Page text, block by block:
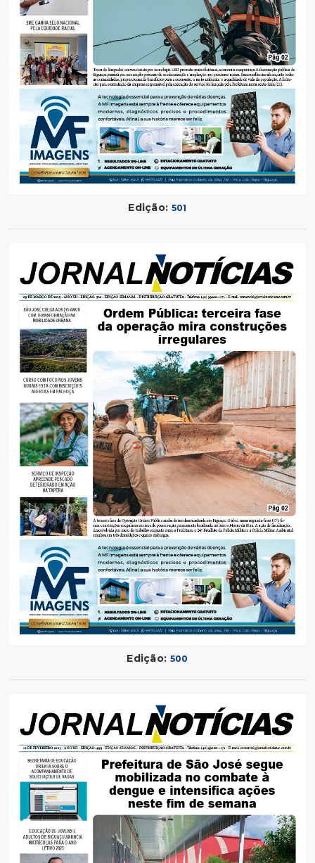
Edição: 501
Edição: 500